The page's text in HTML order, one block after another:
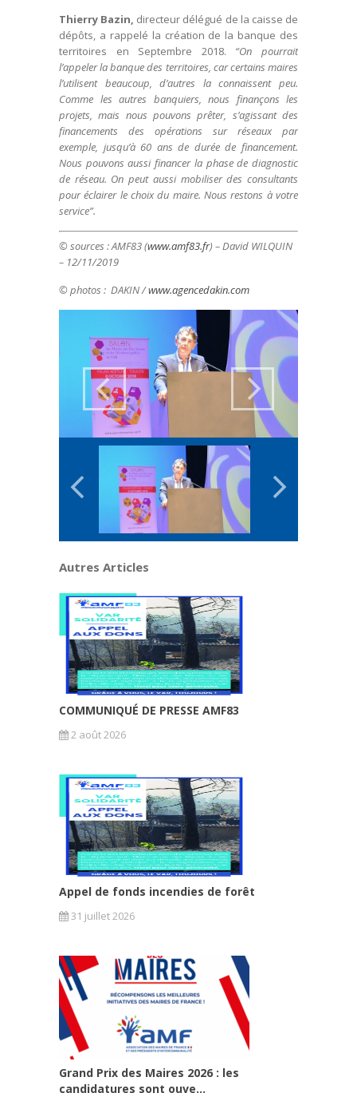
Thierry Bazin, directeur délégué de la caisse de
dépôts, a rappelé la création de la banque des
territoires en Septembre 2018. “On pourrait
l’appeler la banque des territoires, car certains maires
l’utilisent beaucoup, d’autres la connaissent peu.
Comme les autres banquiers, nous finançons les
projets, mais nous pouvons prêter, s’agissant des
financements des opérations sur réseaux par
exemple, jusqu’à 60 ans de durée de financement.
Nous pouvons aussi financer la phase de diagnostic
de réseau. On peut aussi mobiliser des consultants
pour éclairer le choix du maire. Nous restons à votre
service”.
© sources : AMF83 (www.amf83.fr) – David WILQUIN
– 12/11/2019
© photos : DAKIN /www.agencedakin.com
Autres Articles
COMMUNIQUÉ DE PRESSE AMF83
2 août 2026
Appel de fonds incendies de forêt
31 juillet 2026
Grand Prix des Maires 2026 : les
candidatures sont ouve...